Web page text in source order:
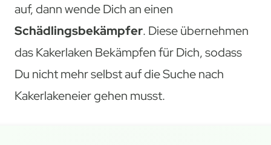
auf, dann wende Dich an einen
Schädlingsbekämpfer. Diese übernehmen
das Kakerlaken Bekämpfen für Dich, sodass
Du nicht mehr selbst auf die Suche nach
Kakerlakeneier gehen musst.